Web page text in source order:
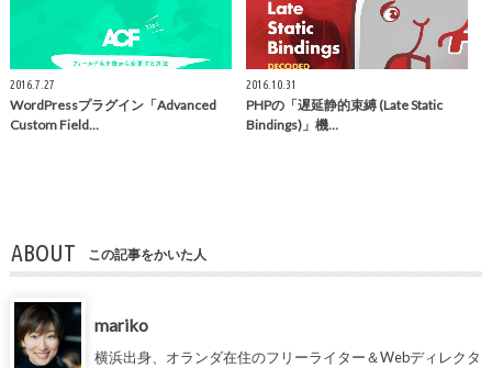
2016.7.27
WordPressプラグイン「Advanced
Custom Field…
2016.10.31
PHPの「遅延静的束縛 (Late Static
Bindings)」機…
ABOUT この記事をかいた人
mariko
横浜出身、オランダ在住のフリーライター＆Webディレクタ